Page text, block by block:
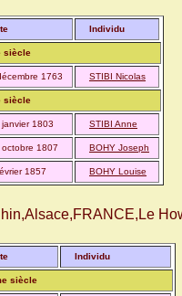
Individu
siècle
1763 STIBI Nicolas
siècle
1803 STIBI Anne
octobre 1807 BOHY Joseph
1857 BOHY Louise
Individu
siècle